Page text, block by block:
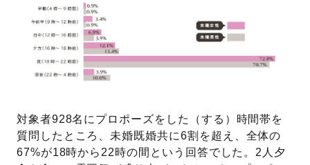
対象者928名にプロポーズをした（する）時間帯を
質問したところ、未婚既婚共に6割を超え、全体の
67%が18時から22時の間という回答でした。2人夕